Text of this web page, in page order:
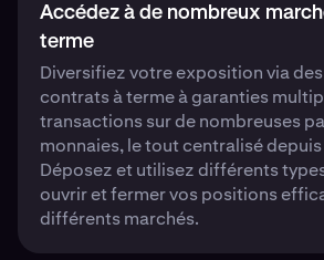
Accédez à de nombreux
terme
Diversifiez votre exposition via
contrats à terme à garanties
transactions sur de nombreuses
monnaies, le tout centralisé
Déposez et utilisez différents
ouvrir et fermer vos positions
différents marchés.